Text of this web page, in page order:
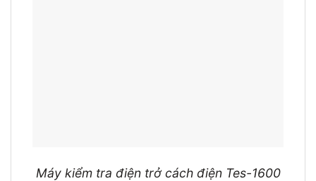
Máy kiểm tra điện trở cách điện Tes-1600